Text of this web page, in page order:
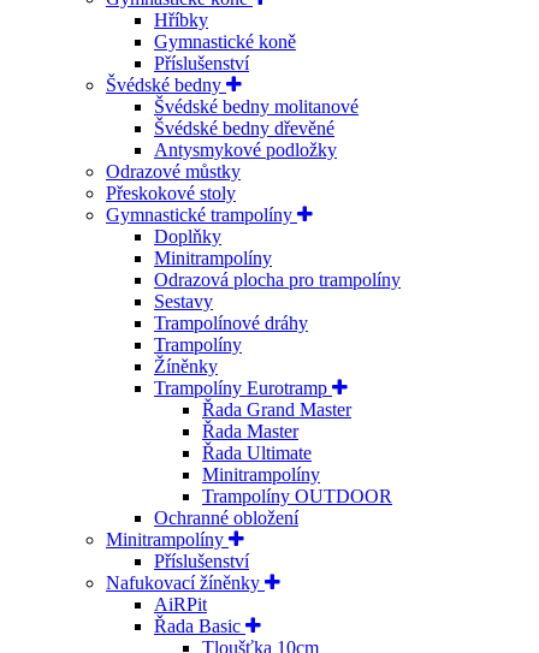
Hříbky
Gymnastické koně
Příslušenství
Švédské bedny
Švédské bedny molitanové
Švédské bedny dřevěné
Antysmykové podložky
Odrazové můstky
Přeskokové stoly
Gymnastické trampolíny
Doplňky
Minitrampolíny
Odrazová plocha pro trampolíny
Sestavy
Trampolínové dráhy
Trampolíny
Žíněnky
Trampolíny Eurotramp
Řada Grand Master
Řada Master
Řada Ultimate
Minitrampolíny
Trampolíny OUTDOOR
Ochranné obložení
Minitrampolíny
Příslušenství
Nafukovací žíněnky
AiRPit
Řada Basic
Tloušťka 10cm